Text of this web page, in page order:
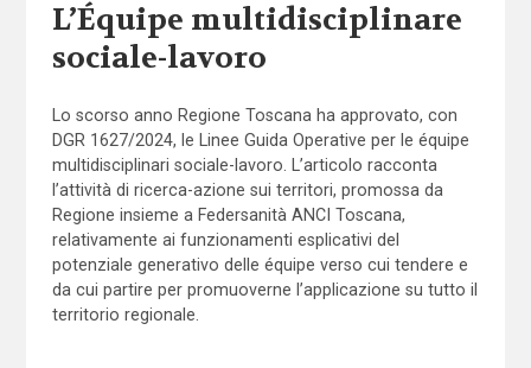
L’Équipe multidisciplinare
sociale-lavoro
Lo scorso anno Regione Toscana ha approvato, con
DGR 1627/2024, le Linee Guida Operative per le équipe
multidisciplinari sociale-lavoro. L’articolo racconta
l’attività di ricerca-azione sui territori, promossa da
Regione insieme a Federsanità ANCI Toscana,
relativamente ai funzionamenti esplicativi del
potenziale generativo delle équipe verso cui tendere e
da cui partire per promuoverne l’applicazione su tutto il
territorio regionale.